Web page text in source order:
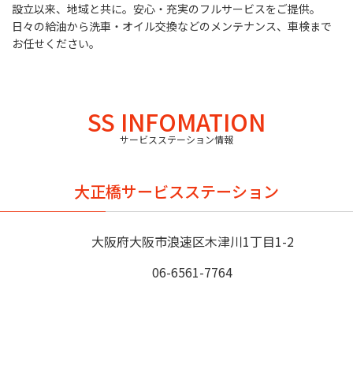
設立以来、地域と共に。安心・充実のフルサービスをご提供。
日々の給油から洗車・オイル交換などのメンテナンス、車検まで
お任せください。
SS INFOMATION
サービスステーション情報
大正橋サービスステーション
大阪府大阪市浪速区木津川1丁目1-2
06-6561-7764